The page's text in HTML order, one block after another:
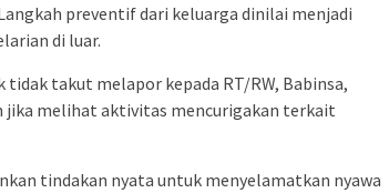
preventif dari keluarga dinilai menjadi
di luar.
takut melapor kepada RT/RW, Babinsa,
melihat aktivitas mencurigakan terkait
tindakan nyata untuk menyelamatkan nyawa